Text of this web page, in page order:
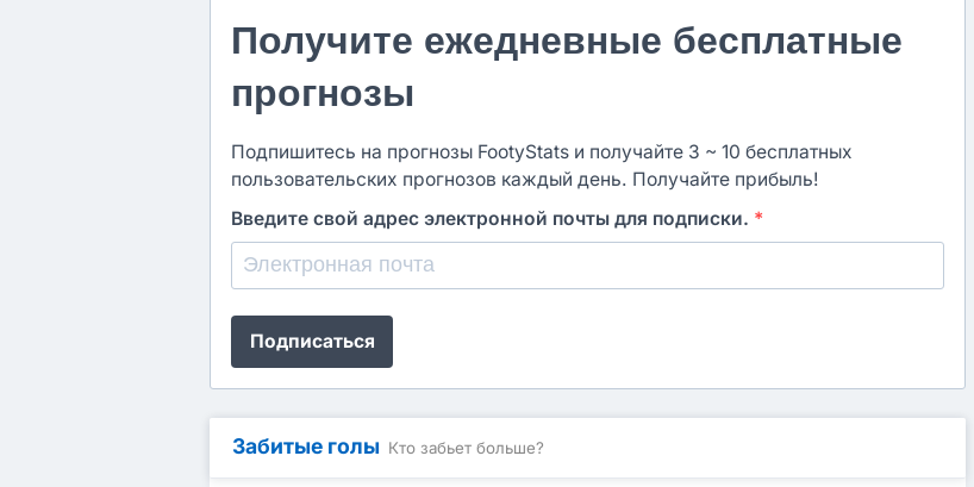
Получите ежедневные бесплатные
прогнозы
Подпишитесь на прогнозы FootyStats и получайте 3 ~ 10 бесплатных
пользовательских прогнозов каждый день. Получайте прибыль!
Введите свой адрес электронной почты для подписки. *
Подписаться
Забитые голы Кто забьет больше?